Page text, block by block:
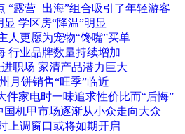
“露营+出海”组合吸引了年轻游客
学区房“降温”明显
人更愿为宠物“馋嘴”买单
行业品牌数量持续增加
职场 家清产品潜力巨大
月饼销售“旺季”临近
件家电时一味追求性价比而“后悔”
国机甲市场逐渐从小众走向大众
上调窗口或将如期开启